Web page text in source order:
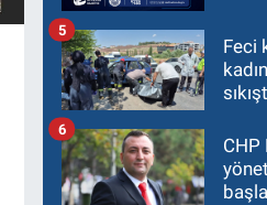
Feci
5
CHP
6